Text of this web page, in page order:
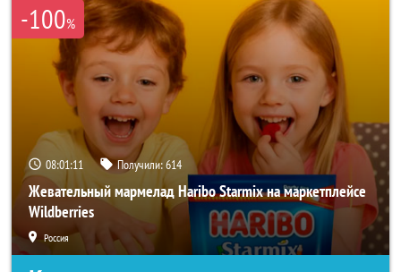
-100%
08:01:08 Получили:614
Жевательный мармелад Haribo Starmix на маркетплейсе
Wildberries
Россия